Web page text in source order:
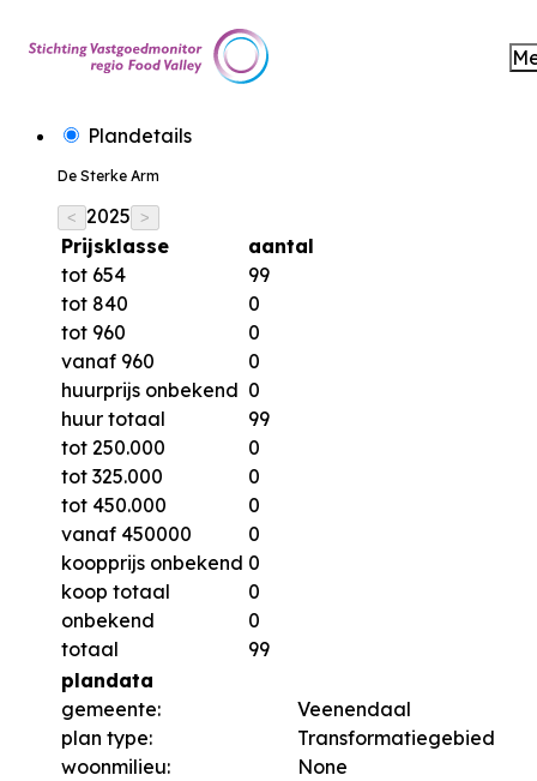
Plandetails
De Sterke Arm
< 2025 >
Prijsklasse
aantal
tot 654
99
tot 840
0
tot 960
0
vanaf 960
0
huurprijs onbekend 0
huur totaal
99
tot 250.000
0
tot 325.000
0
tot 450.000
0
vanaf 450000
0
koopprijs onbekend 0
koop totaal
0
onbekend
0
totaal
99
plandata
gemeente:
Veenendaal
plan type:
Transformatiegebied
woonmilieu:
None